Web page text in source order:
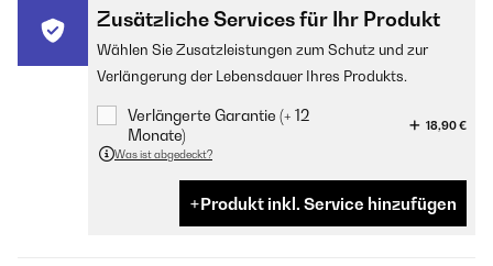
Zusätzliche Services für Ihr Produkt
Wählen Sie Zusatzleistungen zum Schutz und zur
Verlängerung der Lebensdauer Ihres Produkts.
Verlängerte Garantie (+ 12
Monate)
18,90 €
Was ist abgedeckt?
Produkt inkl. Service hinzufügen